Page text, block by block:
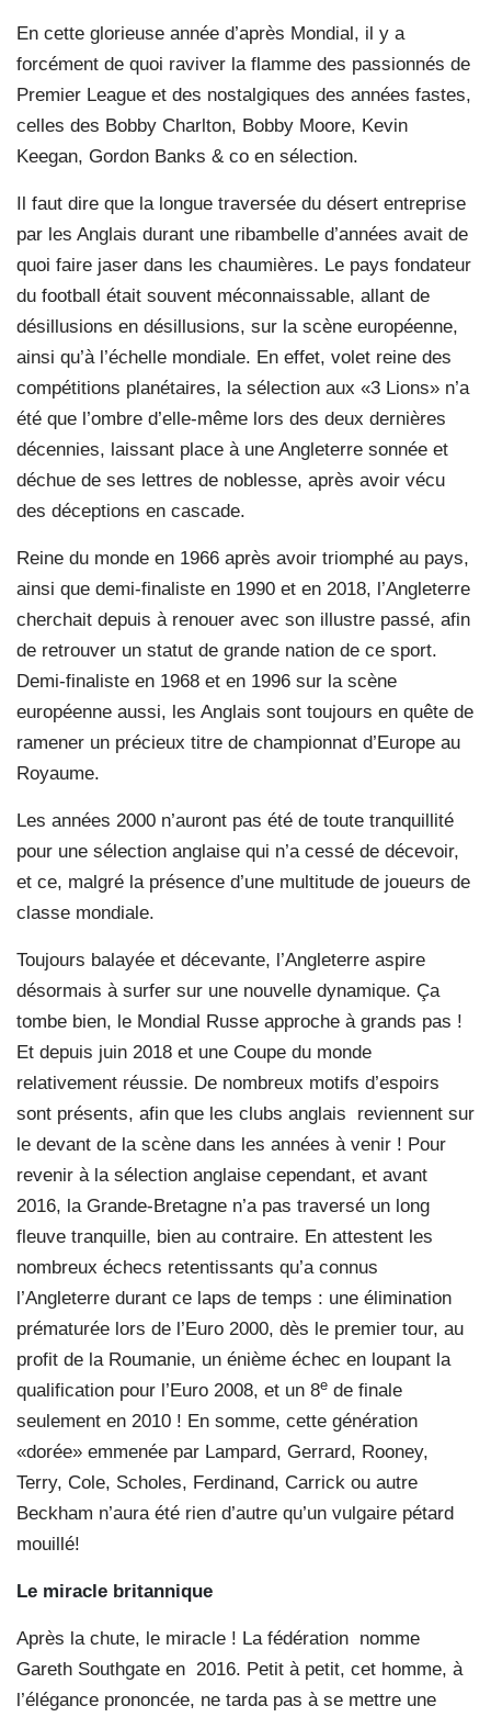
En cette glorieuse année d’après Mondial, il y a
forcément de quoi raviver la flamme des passionnés de
Premier League et des nostalgiques des années fastes,
celles des Bobby Charlton, Bobby Moore, Kevin
Keegan, Gordon Banks & co en sélection.
Il faut dire que la longue traversée du désert entreprise
par les Anglais durant une ribambelle d’années avait de
quoi faire jaser dans les chaumières. Le pays fondateur
du football était souvent méconnaissable, allant de
désillusions en désillusions, sur la scène européenne,
ainsi qu’à l’échelle mondiale. En effet, volet reine des
compétitions planétaires, la sélection aux «3 Lions» n’a
été que l’ombre d’elle-même lors des deux dernières
décennies, laissant place à une Angleterre sonnée et
déchue de ses lettres de noblesse, après avoir vécu
des déceptions en cascade.
Reine du monde en 1966 après avoir triomphé au pays,
ainsi que demi-finaliste en 1990 et en 2018, l’Angleterre
cherchait depuis à renouer avec son illustre passé, afin
de retrouver un statut de grande nation de ce sport.
Demi-finaliste en 1968 et en 1996 sur la scène
européenne aussi, les Anglais sont toujours en quête de
ramener un précieux titre de championnat d’Europe au
Royaume.
Les années 2000 n’auront pas été de toute tranquillité
pour une sélection anglaise qui n’a cessé de décevoir,
et ce, malgré la présence d’une multitude de joueurs de
classe mondiale.
Toujours balayée et décevante, l’Angleterre aspire
désormais à surfer sur une nouvelle dynamique. Ça
tombe bien, le Mondial Russe approche à grands pas !
Et depuis juin 2018 et une Coupe du monde
relativement réussie. De nombreux motifs d’espoirs
sont présents, afin que les clubs anglais
reviennent sur
le devant de la scène dans les années à venir ! Pour
revenir à la sélection anglaise cependant, et avant
2016, la Grande-Bretagne n’a pas traversé un long
fleuve tranquille, bien au contraire. En attestent les
nombreux échecs retentissants qu’a connus
l’Angleterre durant ce laps de temps : une élimination
prématurée lors de l’Euro 2000, dès le premier tour, au
profit de la Roumanie, un énième échec en loupant la
qualification pour l’Euro 2008, et un 8e de finale
seulement en 2010 ! En somme, cette génération
«dorée» emmenée par Lampard, Gerrard, Rooney,
Terry, Cole, Scholes, Ferdinand, Carrick ou autre
Beckham n’aura été rien d’autre qu’un vulgaire pétard
mouillé!
Le miracle britannique
Après la chute, le miracle ! La fédération nomme
Gareth Southgate en 2016. Petit à petit, cet homme, à
l’élégance prononcée, ne tarda pas à se mettre une